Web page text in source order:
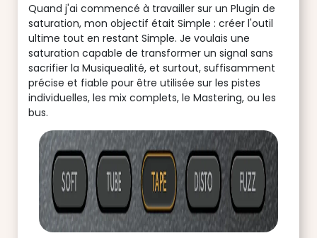
Quand j'ai commencé à travailler sur un Plugin de
saturation, mon objectif était Simple : créer l'outil
ultime tout en restant Simple. Je voulais une
saturation capable de transformer un signal sans
sacrifier la Musiquealité, et surtout, suffisamment
précise et fiable pour être utilisée sur les pistes
individuelles, les mix complets, le Mastering, ou les
bus.